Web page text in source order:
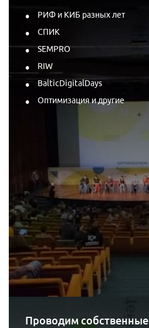
РИФ и КИБ разных лет
СПИК
SEMPRO
RIW
BalticDigitalDays
Оптимизация и другие
Проводим собственные